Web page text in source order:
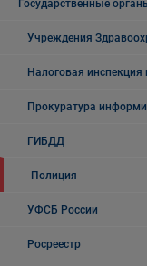
Государственные
Учреждения
Налоговая
Прокуратура
ГИБДД
Полиция
УФСБ России
Росреестр